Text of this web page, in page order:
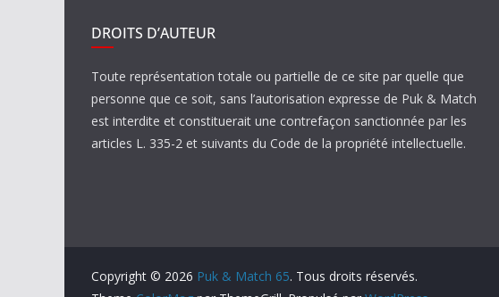
DROITS D’AUTEUR
Toute représentation totale ou partielle de ce site par quelle que
personne que ce soit, sans l’autorisation expresse de Puk & Match
est interdite et constituerait une contrefaçon sanctionnée par les
articles L. 335-2 et suivants du Code de la propriété intellectuelle.
Copyright © 2026 Puk & Match 65. Tous droits réservés.